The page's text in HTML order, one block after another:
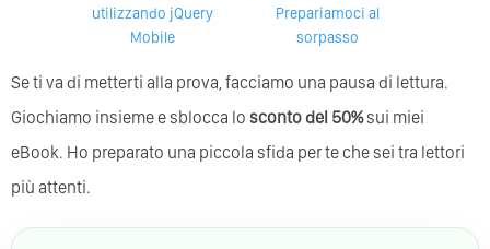
utilizzando jQuery
Mobile
Prepariamoci al
sorpasso
Se ti va di metterti alla prova, facciamo una pausa di lettura.
Giochiamo insieme e sblocca lo sconto del 50%sui miei
eBook. Ho preparato una piccola sfida per te che sei tra lettori
più attenti.